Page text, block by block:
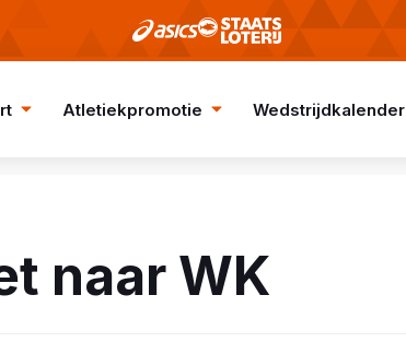
Atletiekpromotie Wedstrijdkalender
naar WK